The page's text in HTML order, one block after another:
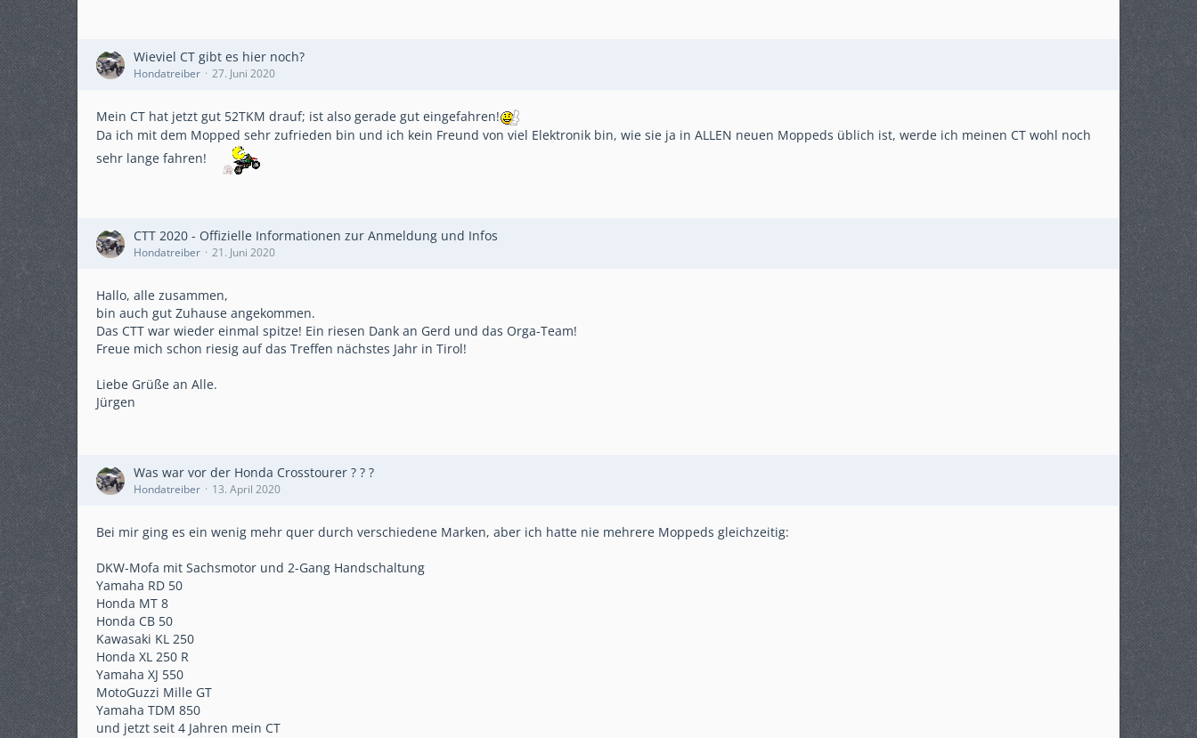
Wieviel CT gibt es hier noch?
Hondatreiber 27. Juni 2020
Mein CT hat jetzt gut 52TKM drauf; ist also gerade gut eingefahren!
Da ich mit dem Mopped sehr zufrieden bin und ich kein Freund von viel Elektronik bin, wie sie ja in ALLEN neuen Moppeds üblich ist, werde ich meinen CT wohl noch
sehr lange fahren!
CTT 2020 - Offizielle Informationen zur Anmeldung und Infos
Hondatreiber 21. Juni 2020
Hallo, alle zusammen,
bin auch gut Zuhause angekommen.
Das CTT war wieder einmal spitze! Ein riesen Dank an Gerd und das Orga-Team!
Freue mich schon riesig auf das Treffen nächstes Jahr in Tirol!
Liebe Grüße an Alle.
Jürgen
Was war vor der Honda Crosstourer ? ? ?
Hondatreiber 13. April 2020
Bei mir ging es ein wenig mehr quer durch verschiedene Marken, aber ich hatte nie mehrere Moppeds gleichzeitig:
DKW-Mofa mit Sachsmotor und 2-Gang Handschaltung
Yamaha RD 50
Honda MT 8
Honda CB 50
Kawasaki KL 250
Honda XL 250 R
Yamaha XJ 550
MotoGuzzi Mille GT
Yamaha TDM 850
und jetzt seit 4 Jahren mein CT